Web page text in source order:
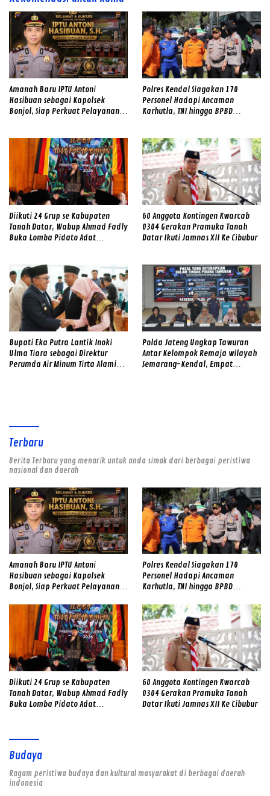
Amanah Baru IPTU Antoni
Hasibuan sebagai Kapolsek
Bonjol, Siap Perkuat Pelayanan
Polres Kendal Siagakan 170
Personel Hadapi Ancaman
Karhutla, TNI hingga BPBD
Diikuti 24 Grup se Kabupaten
Tanah Datar, Wabup Ahmad Fadly
Buka Lomba Pidato Adat
60 Anggota Kontingen Kwarcab
0304 Gerakan Pramuka Tanah
Datar Ikuti Jamnas XII Ke Cibubur
Bupati Eka Putra Lantik Inoki
Ulma Tiara sebagai Direktur
Perumda Air Minum Tirta Alami
Polda Jateng Ungkap Tawuran
Antar Kelompok Remaja wilayah
Semarang-Kendal, Empat
Terbaru
Berita Terbaru yang menarik untuk anda simak dari berbagai peristiwa
nasional dan daerah
Amanah Baru IPTU Antoni
Hasibuan sebagai Kapolsek
Bonjol, Siap Perkuat Pelayanan
Masyarakat
Polres Kendal Siagakan 170
Personel Hadapi Ancaman
Karhutla, TNI hingga BPBD
Diikuti 24 Grup se Kabupaten
Tanah Datar, Wabup Ahmad Fadly
Buka Lomba Pidato Adat
60 Anggota Kontingen Kwarcab
0304 Gerakan Pramuka Tanah
Datar Ikuti Jamnas XII Ke Cibubur
Budaya
Ragam peristiwa budaya dan kultural masyarakat di berbagai daerah
indonesia